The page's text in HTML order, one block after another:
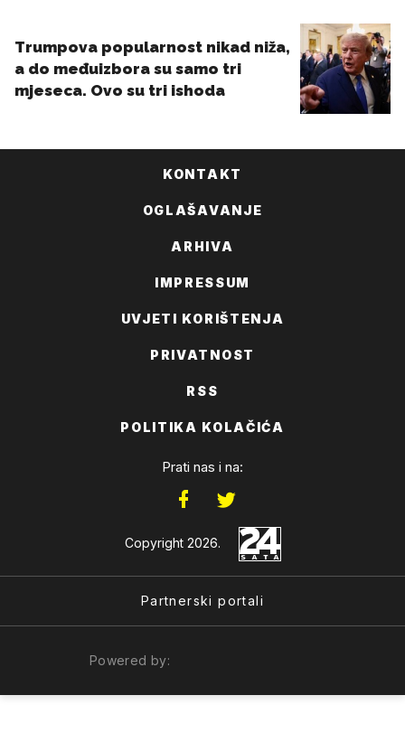
KONTAKT
OGLAŠAVANJE
ARHIVA
IMPRESSUM
UVJETI KORIŠTENJA
PRIVATNOST
RSS
POLITIKA KOLAČIĆA
Prati nas i na:
Copyright 2026.
Partnerski portali
Powered by: